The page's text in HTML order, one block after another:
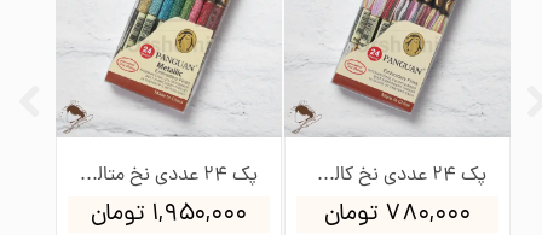
۱,۹۵۰,۰۰۰ تومان ۷۸۰,۰۰۰ تومان